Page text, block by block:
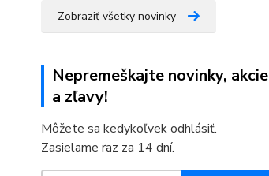
Zobraziť všetky novinky
Nepremeškajte novinky, akcie
a zľavy!
Môžete sa kedykoľvek odhlásiť.
Zasielame raz za 14 dní.